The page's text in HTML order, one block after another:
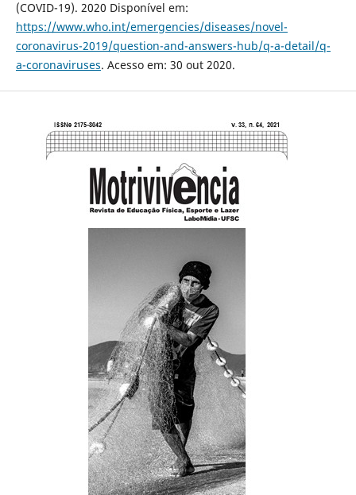
(COVID-19). 2020 Disponível em:
https://www.who.int/emergencies/diseases/novel-
coronavirus-2019/question-and-answers-hub/q-a-detail/q-
a-coronaviruses. Acesso em: 30 out 2020.